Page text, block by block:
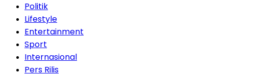
Politik
Lifestyle
Entertainment
Sport
Internasional
Pers Rilis